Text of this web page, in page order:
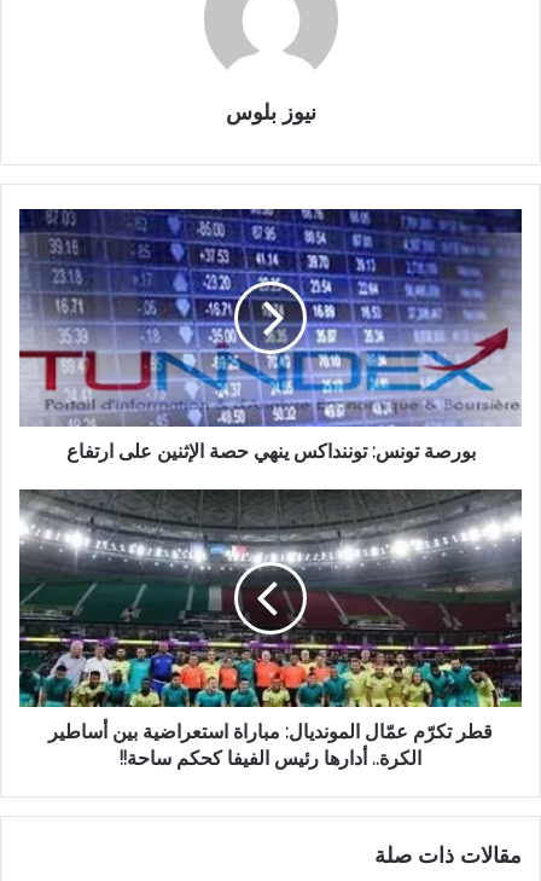
نيوز بلوس
بورصة تونس: توننداكس ينهي حصة الإثنين على ارتفاع
قطر تكرّم عمّال المونديال: مباراة استعراضية بين أساطير
الكرة.. أدارها رئيس الفيفا كحكم ساحة!!
مقالات ذات صلة